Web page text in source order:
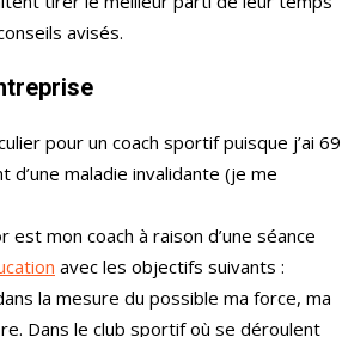
avisés.
pour un coach sportif puisque j’ai 69
maladie invalidante (je me
est mon coach à raison d’une séance
avec les objectifs suivants :
la mesure du possible ma force, ma
Dans le club sportif où se déroulent